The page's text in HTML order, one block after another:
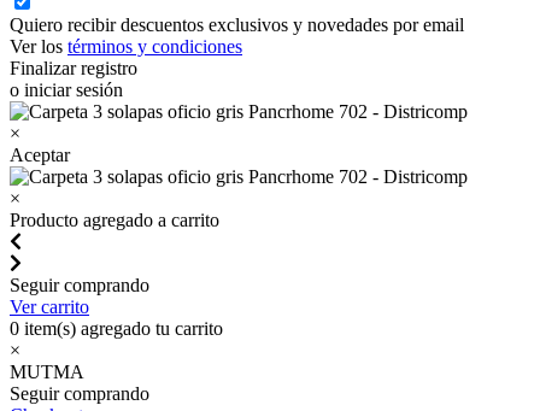
Quiero recibir descuentos exclusivos y novedades por email
Ver los términos y condiciones
Finalizar registro
o iniciar sesión
×
Aceptar
×
Producto agregado a carrito
Seguir comprando
Ver carrito
0 item(s) agregado tu carrito
×
MUTMA
Seguir comprando